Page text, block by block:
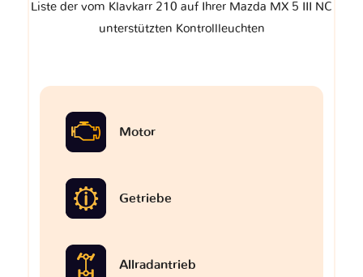
Liste der vom Klavkarr 210 auf Ihrer Mazda MX 5 III NC
unterstützten Kontrollleuchten
Motor
Getriebe
Allradantrieb